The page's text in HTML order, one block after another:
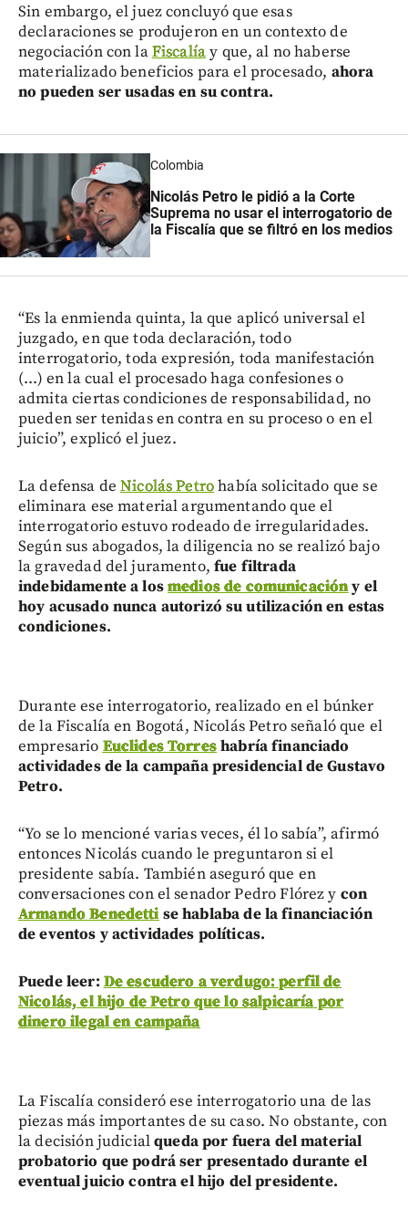
Sin embargo, el juez concluyó que esas
declaraciones se produjeron en un contexto de
negociación con laFiscalíay que, al no haberse
materializado beneficios para el procesado, ahora
no pueden ser usadas en su contra.
Colombia
Nicolás Petro le pidió a la Corte
Suprema no usar el interrogatorio de
la Fiscalía que se filtró en los medios
“Es la enmienda quinta, la que aplicó universal el
juzgado, en que toda declaración, todo
interrogatorio, toda expresión, toda manifestación
(...) en la cual el procesado haga confesiones o
admita ciertas condiciones de responsabilidad, no
pueden ser tenidas en contra en su proceso o en el
juicio”, explicó el juez.
La defensa deNicolás Petrohabía solicitado que se
eliminara ese material argumentando que el
interrogatorio estuvo rodeado de irregularidades.
Según sus abogados, la diligencia no se realizó bajo
la gravedad del juramento, fue filtrada
indebidamente a losmedios de comunicacióny el
hoy acusado nunca autorizó su utilización en estas
condiciones.
Durante ese interrogatorio, realizado en el búnker
de la Fiscalía en Bogotá, Nicolás Petro señaló que el
empresario Euclides Torreshabría financiado
actividades de la campaña presidencial de Gustavo
Petro.
“Yo se lo mencioné varias veces, él lo sabía”, afirmó
entonces Nicolás cuando le preguntaron si el
presidente sabía. También aseguró que en
conversaciones con el senador Pedro Flórez y con
Armando Benedetti se hablaba de la financiación
de eventos y actividades políticas.
Puede leer: De escudero a verdugo: perfil de
Nicolás, el hijo de Petro que lo salpicaría por
dinero ilegal en campaña
La Fiscalía consideró ese interrogatorio una de las
piezas más importantes de su caso. No obstante, con
la decisión judicialqueda por fuera del material
probatorio que podrá ser presentado durante el
eventual juicio contra el hijo del presidente.